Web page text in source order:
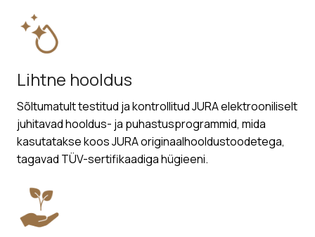
Lihtne hooldus
Sõltumatult testitud ja kontrollitud JURA elektrooniliselt
juhitavad hooldus- ja puhastusprogrammid, mida
kasutatakse koos JURA originaalhooldustoodetega,
tagavad TÜV-sertifikaadiga hügieeni.